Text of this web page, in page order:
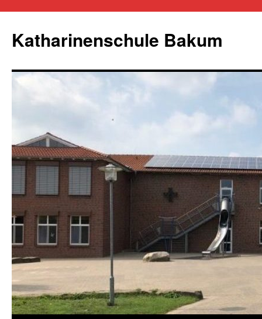
springen
Katharinenschule Bakum